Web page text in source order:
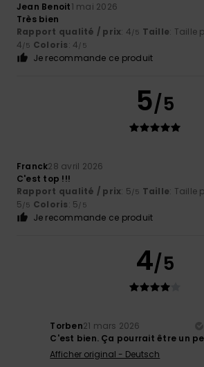
Jean Benoit1 mai 2026
Très bien
Rapport qualité / prix: 4/5 Taille: Taille
4/5 Coloris: 4/5
Je recommande ce produit
5/5
Franck28 avril 2026
C'est top !!!
Rapport qualité / prix: 5/5 Taille: Taille
5/5 Coloris: 5/5
Je recommande ce produit
4/5
Torben21 mars 2026
C'est bien. Ça pourrait être un
Afficher original - Deutsch